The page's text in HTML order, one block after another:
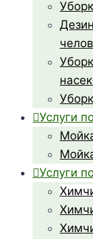
Услуги
Услуги